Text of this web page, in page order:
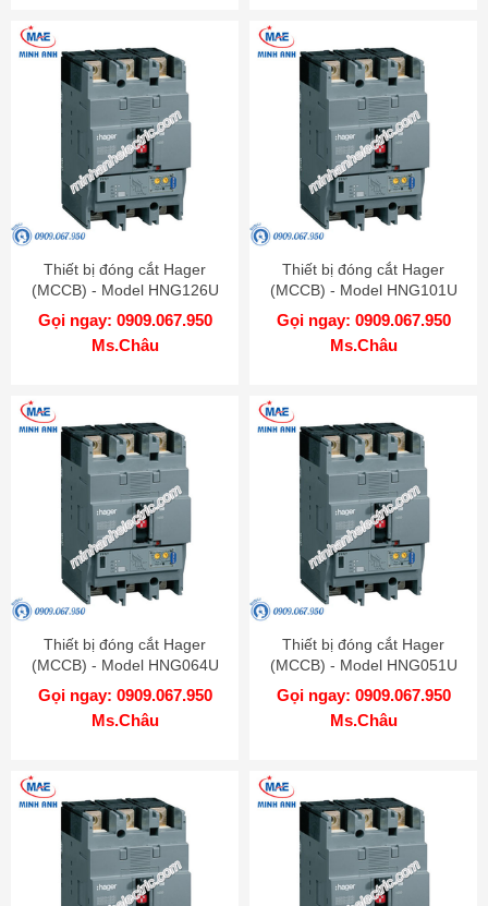
Thiết bị đóng cắt Hager
(MCCB) - Model HNG126U
Gọi ngay: 0909.067.950
Ms.Châu
Thiết bị đóng cắt Hager
(MCCB) - Model HNG101U
Gọi ngay: 0909.067.950
Ms.Châu
Thiết bị đóng cắt Hager
(MCCB) - Model HNG064U
Gọi ngay: 0909.067.950
Ms.Châu
Thiết bị đóng cắt Hager
(MCCB) - Model HNG051U
Gọi ngay: 0909.067.950
Ms.Châu